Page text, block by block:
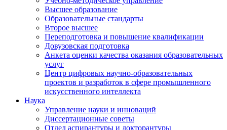
Высшее образование
Образовательные стандарты
Второе высшее
Переподготовка и повышение квалификации
Довузовская подготовка
Анкета оценки качества оказания образовательных
услуг
Центр цифровых научно-образовательных
проектов и разработок в сфере промышленного
искусственного интеллекта
Наука
Управление науки и инноваций
Диссертационные советы
Отдел аспирантуры и докторантуры